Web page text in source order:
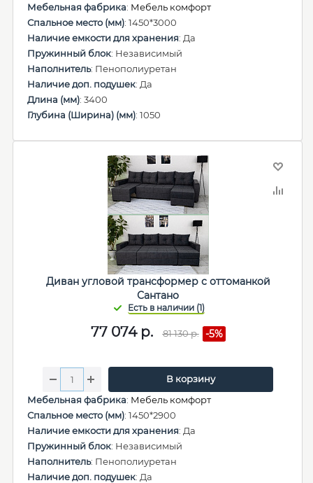
Мебельная фабрика: Мебель комфорт
Спальное место (мм): 1450*3000
Наличие емкости для хранения: Да
Пружинный блок: Независимый
Наполнитель: Пенополиуретан
Наличие доп. подушек: Да
Длина (мм): 3400
Глубина (Ширина) (мм): 1050
Диван угловой трансформер с оттоманкой
Сантано
77 074р. 81 130р. -5%
В корзину
Мебельная фабрика: Мебель комфорт
Спальное место (мм): 1450*2900
Наличие емкости для хранения: Да
Пружинный блок: Независимый
Наполнитель: Пенополиуретан
Наличие доп. подушек: Да